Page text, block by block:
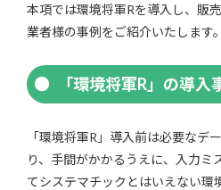
本項では環境将軍Rを導入し、販
業者様の事例をご紹介いたします。
「環境将軍R」の導入
「環境将軍R」導入前は必要なデ
り、手間がかかるうえに、入力ミ
てシステマチックとはいえない環